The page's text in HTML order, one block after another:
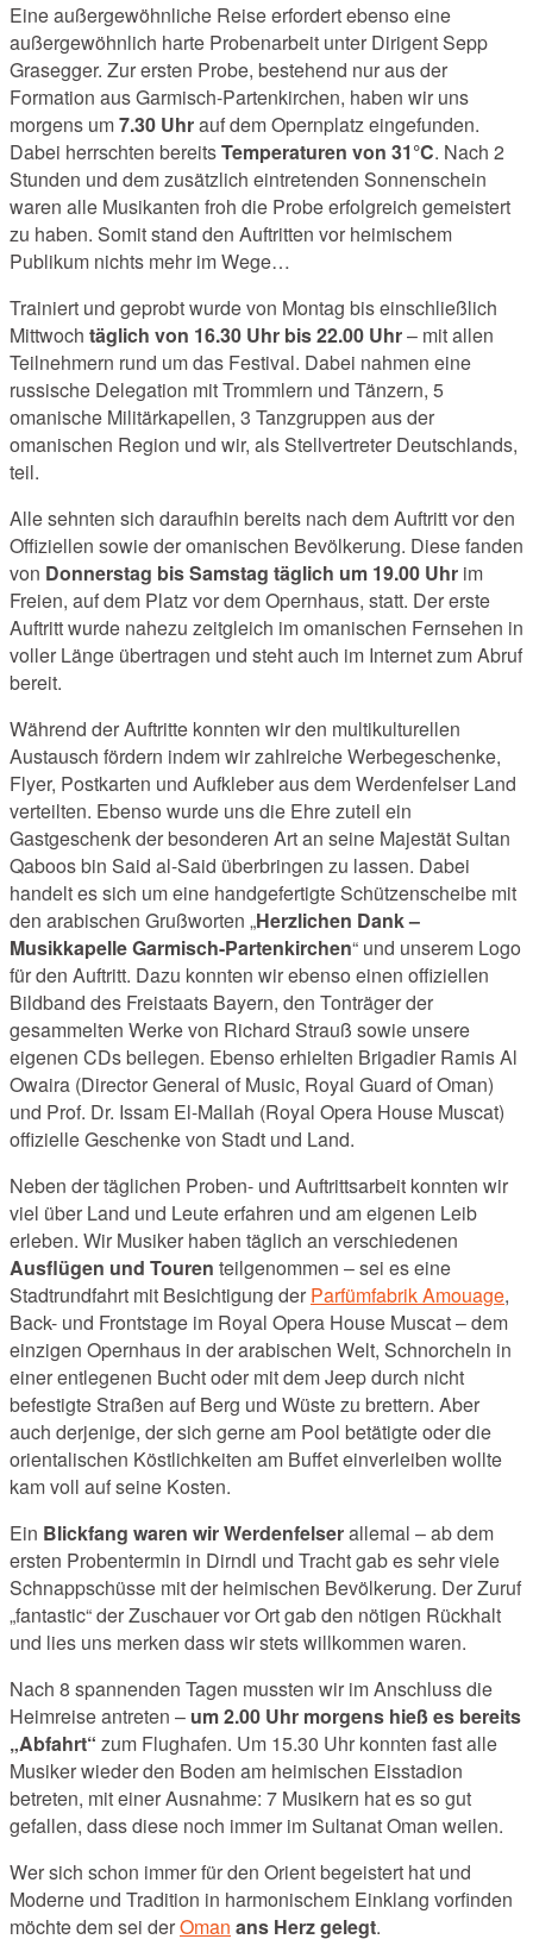
Eine außergewöhnliche Reise erfordert ebenso eine
außergewöhnlich harte Probenarbeit unter Dirigent Sepp
Grasegger. Zur ersten Probe, bestehend nur aus der
Formation aus Garmisch-Partenkirchen, haben wir uns
morgens um7.30 Uhrauf dem Opernplatz eingefunden.
Dabei herrschten bereitsTemperaturen von 31°C. Nach 2
Stunden und dem zusätzlich eintretenden Sonnenschein
waren alle Musikanten froh die Probe erfolgreich gemeistert
zu haben. Somit stand den Auftritten vor heimischem
Publikum nichts mehr im Wege…
Trainiert und geprobt wurde von Montag bis einschließlich
Mittwoch täglich von 16.30 Uhr bis 22.00 Uhr– mit allen
Teilnehmern rund um das Festival. Dabei nahmen eine
russische Delegation mit Trommlern und Tänzern, 5
omanische Militärkapellen, 3 Tanzgruppen aus der
omanischen Region und wir, als Stellvertreter Deutschlands,
teil.
Alle sehnten sich daraufhin bereits nach dem Auftritt vor den
Offiziellen sowie der omanischen Bevölkerung. Diese fanden
von Donnerstag bis Samstag täglich um 19.00 Uhr im
Freien, auf dem Platz vor dem Opernhaus, statt. Der erste
Auftritt wurde nahezu zeitgleich im omanischen Fernsehen in
voller Länge übertragen und steht auch im Internet zum Abruf
bereit.
Während der Auftritte konnten wir den multikulturellen
Austausch fördern indem wir zahlreiche Werbegeschenke,
Flyer, Postkarten und Aufkleber aus dem Werdenfelser Land
verteilten. Ebenso wurde uns die Ehre zuteil ein
Gastgeschenk der besonderen Art an seine Majestät Sultan
Qaboos bin Said al-Said überbringen zu lassen. Dabei
handelt es sich um eine handgefertigte Schützenscheibe mit
den arabischen Grußworten „Herzlichen Dank –
Musikkapelle Garmisch-Partenkirchen“ und unserem Logo
für den Auftritt. Dazu konnten wir ebenso einen offiziellen
Bildband des Freistaats Bayern, den Tonträger der
gesammelten Werke von Richard Strauß sowie unsere
eigenen CDs beilegen. Ebenso erhielten Brigadier Ramis Al
Owaira (Director General of Music, Royal Guard of Oman)
und Prof. Dr. Issam El-Mallah (Royal Opera House Muscat)
offizielle Geschenke von Stadt und Land.
Neben der täglichen Proben- und Auftrittsarbeit konnten wir
viel über Land und Leute erfahren und am eigenen Leib
erleben. Wir Musiker haben täglich an verschiedenen
Ausflügen und Touren teilgenommen – sei es eine
Stadtrundfahrt mit Besichtigung der Parfümfabrik Amouage,
Back- und Frontstage im Royal Opera House Muscat – dem
einzigen Opernhaus in der arabischen Welt, Schnorcheln in
einer entlegenen Bucht oder mit dem Jeep durch nicht
befestigte Straßen auf Berg und Wüste zu brettern. Aber
auch derjenige, der sich gerne am Pool betätigte oder die
orientalischen Köstlichkeiten am Buffet einverleiben wollte
kam voll auf seine Kosten.
Ein Blickfang waren wir Werdenfelserallemal – ab dem
ersten Probentermin in Dirndl und Tracht gab es sehr viele
Schnappschüsse mit der heimischen Bevölkerung. Der Zuruf
„fantastic“ der Zuschauer vor Ort gab den nötigen Rückhalt
und lies uns merken dass wir stets willkommen waren.
Nach 8 spannenden Tagen mussten wir im Anschluss die
Heimreise antreten – um 2.00 Uhr morgens hieß es bereits
„Abfahrt“ zum Flughafen. Um 15.30 Uhr konnten fast alle
Musiker wieder den Boden am heimischen Eisstadion
betreten, mit einer Ausnahme: 7 Musikern hat es so gut
gefallen, dass diese noch immer im Sultanat Oman weilen.
Wer sich schon immer für den Orient begeistert hat und
Moderne und Tradition in harmonischem Einklang vorfinden
möchte dem sei derOman ans Herz gelegt.